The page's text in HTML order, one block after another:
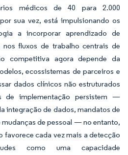
médicos de 40 para 2.000
sua vez, está impulsionando os
a incorporar aprendizado de
fluxos de trabalho centrais de
competitiva agora depende da
ecossistemas de parceiros e
dados clínicos não estruturados
de implementação persistem —
integração de dados, mandatos de
de pessoal — no entanto,
favorece cada vez mais a detecção
como uma capacidade